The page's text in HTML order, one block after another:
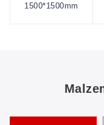
1500*1500mm